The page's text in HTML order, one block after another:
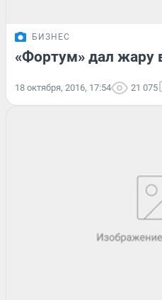
БИЗНЕС
«Фортум» дал жару
18 октября, 2016, 17:54 21 075